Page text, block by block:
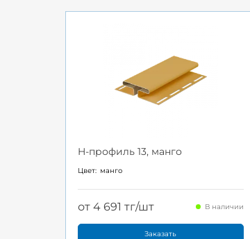
H-профиль 13, манго
Цвет: манго
от 4 691 тг/шт В наличии
Заказать